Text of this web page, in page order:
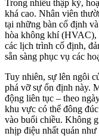
Trong nhiều thập kỷ,
khá cao. Nhân viên
tại những bàn cố định
hòa không khí (HVAC),
các lịch trình cố định,
sẵn sàng phục vụ các
Tuy nhiên, sự lên ngôi
phá vỡ sự ổn định này.
động liên tục – theo
khu vực có thể đông
vào buổi chiều. Không
nhịp điệu nhất quán như